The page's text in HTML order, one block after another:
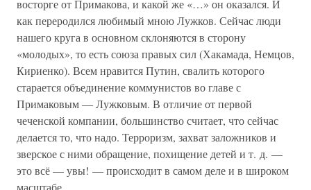
восторге от Примакова, и какой же «…» он оказался. И
как переродился любимый мною Лужков. Сейчас люди
нашего круга в основном склоняются в сторону
«молодых», то есть союза правых сил (Хакамада, Немцов,
Кириенко). Всем нравится Путин, свалить которого
старается объединение коммунистов во главе с
Примаковым — Лужковым. В отличие от первой
чеченской компании, большинство считает, что сейчас
делается то, что надо. Терроризм, захват заложников и
зверское с ними обращение, похищение детей и т. д. —
это всё — увы! — происходит в самом деле и в широком
масштабе.